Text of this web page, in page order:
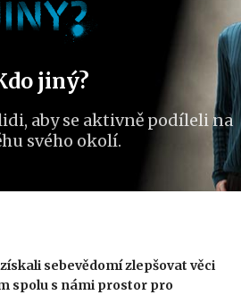
jiný?
aby se aktivně podíleli na
svého okolí.
sebevědomí zlepšovat věci
spolu s námi prostor pro